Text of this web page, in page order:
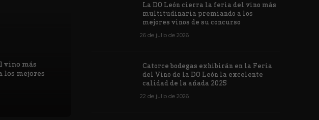
vino más
mejores
Vino de la DO León para León XIV
1172
La DO León cierra la feria del vino más
multitudinaria premiando a los
mejores vinos de su concurso
26 de julio de 2026
Catorce bodegas exhibirán en la Feria
del Vino de la DO León la excelente
calidad de la añada 2025
22 de julio de 2026